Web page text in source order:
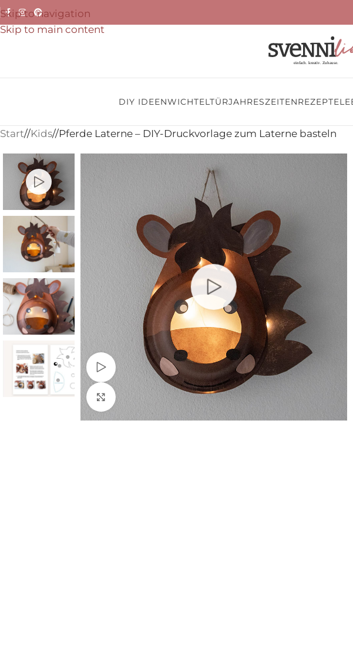
Skip to navigation
Skip to main content
DIY IDEENWICHTELTÜRJAHRESZEITENREZEPTE
Start/ Kids/ Pferde Laterne – DIY-Druckvorlage zum Laterne basteln
Schau Video
Klick zum Vergrößern